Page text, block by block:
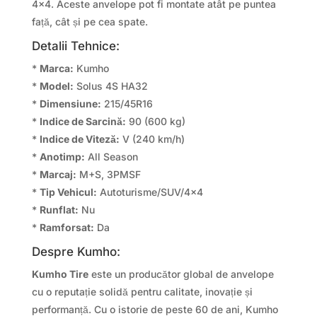
4×4. Aceste anvelope pot fi montate atât pe puntea
față, cât și pe cea spate.
Detalii Tehnice:
* Marca: Kumho
* Model: Solus 4S HA32
* Dimensiune: 215/45R16
* Indice de Sarcină: 90 (600 kg)
* Indice de Viteză: V (240 km/h)
* Anotimp: All Season
* Marcaj: M+S, 3PMSF
* Tip Vehicul: Autoturisme/SUV/4×4
* Runflat: Nu
* Ramforsat: Da
Despre Kumho:
Kumho Tireeste un producător global de anvelope
cu o reputație solidă pentru calitate, inovație și
performanță. Cu o istorie de peste 60 de ani, Kumho